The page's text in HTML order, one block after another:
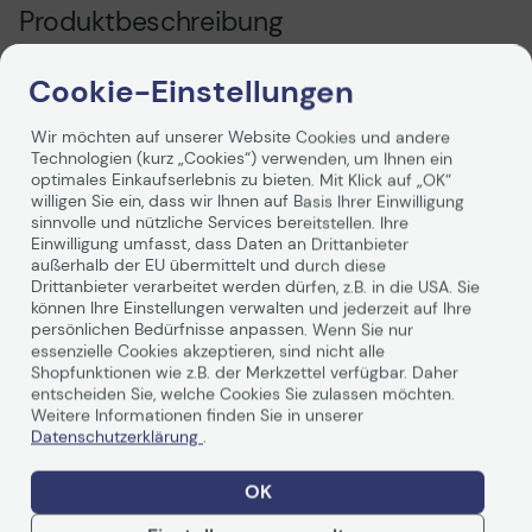
Produktbeschreibung
einzigartige Zusammensetzung des Unison-Toners liefert
konstant hohe Bildqualität, sichert Langlebigkeit und
Zuverlässigkeit des Drucksystems. Der Toner ist damit
unverzichtbar für die Leistung des Lexmark
Drucksystems.
Technische Daten
Hersteller
Lexmark
Cookie-Einstellungen
Wir möchten auf unserer Website Cookies und andere
Technologien (kurz „Cookies“) verwenden, um Ihnen ein
optimales Einkaufserlebnis zu bieten. Mit Klick auf „OK“
willigen Sie ein, dass wir Ihnen auf Basis Ihrer Einwilligung
sinnvolle und nützliche Services bereitstellen. Ihre
Einwilligung umfasst, dass Daten an Drittanbieter
außerhalb der EU übermittelt und durch diese
Drittanbieter verarbeitet werden dürfen, z.B. in die USA. Sie
können Ihre Einstellungen verwalten und jederzeit auf Ihre
persönlichen Bedürfnisse anpassen. Wenn Sie nur
essenzielle Cookies akzeptieren, sind nicht alle
Shopfunktionen wie z.B. der Merkzettel verfügbar. Daher
entscheiden Sie, welche Cookies Sie zulassen möchten.
Weitere Informationen finden Sie in unserer
Datenschutzerklärung .
OK